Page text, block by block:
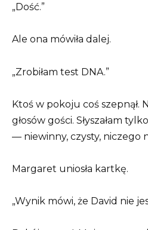
„Dość.”
Ale ona mówiła dalej.
„Zrobiłam test DNA.”
Ktoś w pokoju coś szepnął.
głosów gości. Słyszałam
— niewinny, czysty, niczego
Margaret uniosła kartkę.
„Wynik mówi, że David nie